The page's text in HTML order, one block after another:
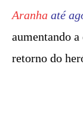
Aranha até
aumentando
retorno do